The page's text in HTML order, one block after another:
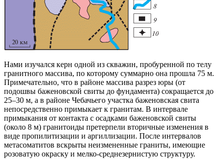
Нами изучался керн одной из скважин, пробуренной по телу
гранитного массива, по которому суммарно она прошла 75 м.
Примечательно, что в районе массива разрез юры (от
подошвы баженовской свиты до фундамента) сокращается до
25–30 м, а в районе Чебачьего участка баженовская свита
непосредственно примыкает к гранитам. В интервале
примыкания от контакта с осадками баженовской свиты
(около 8 м) гранитоиды претерпели вторичные изменения в
виде пропилитизации и аргиллизации. После интервалов
метасоматитов вскрыты неизмененные граниты, имеющие
розоватую окраску и мелко-среднезернистую структуру.